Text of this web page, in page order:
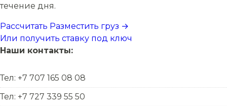
течение дня.
Рассчитать Разместить груз →
Или получить ставку под ключ
Наши контакты:
Тел: +7 707 165 08 08
Тел: +7 727 339 55 50